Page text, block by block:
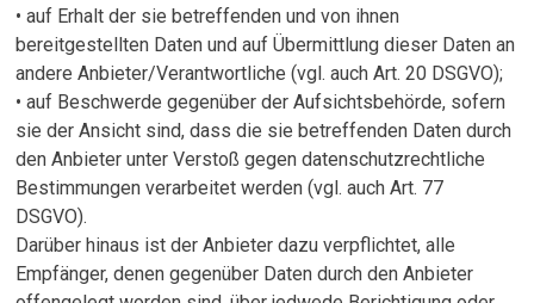
• auf Erhalt der sie betreffenden und von ihnen
bereitgestellten Daten und auf Übermittlung dieser Daten an
andere Anbieter/Verantwortliche (vgl. auch Art. 20 DSGVO);
• auf Beschwerde gegenüber der Aufsichtsbehörde, sofern
sie der Ansicht sind, dass die sie betreffenden Daten durch
den Anbieter unter Verstoß gegen datenschutzrechtliche
Bestimmungen verarbeitet werden (vgl. auch Art. 77
DSGVO).
Darüber hinaus ist der Anbieter dazu verpflichtet, alle
Empfänger, denen gegenüber Daten durch den Anbieter